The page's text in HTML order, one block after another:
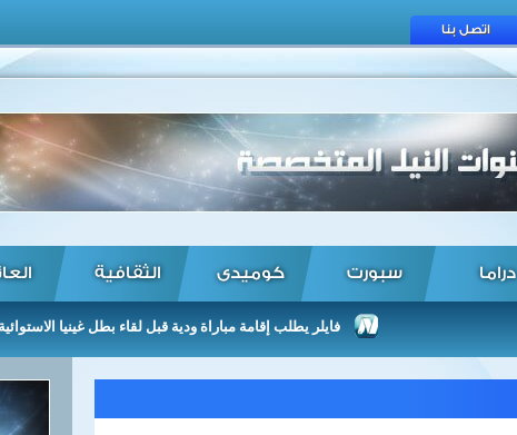
اتصل بنا
دراما سبورت كوميدى الثقافية
فايلر يطلب إقامة مباراة ودية قبل لقاء بطل غينيا الاستوائية ...